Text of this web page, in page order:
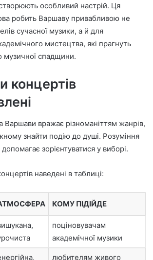
створюють особливий настрій. Ця
робить Варшаву привабливою не
сучасної музики, а й для
мистецтва, які прагнуть
музичної спадщини.
концертів
Варшави вражає різноманіттям жанрів,
знайти подію до душі. Розуміння
зорієнтуватися у виборі.
наведені в таблиці:
КОМУ ПІДІЙДЕ
поціновувачам
академічної музики
любителям живого